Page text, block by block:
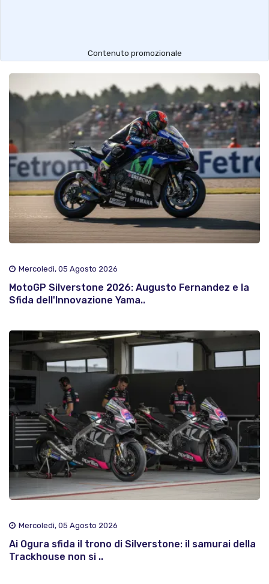
Contenuto promozionale
Mercoledì, 05 Agosto 2026
MotoGP Silverstone 2026: Augusto Fernandez e la
Sfida dell'Innovazione Yama..
Mercoledì, 05 Agosto 2026
Ai Ogura sfida il trono di Silverstone: il samurai della
Trackhouse non si ..